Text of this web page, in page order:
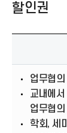
할인권
업무협
교내에
업무협
학회, 세